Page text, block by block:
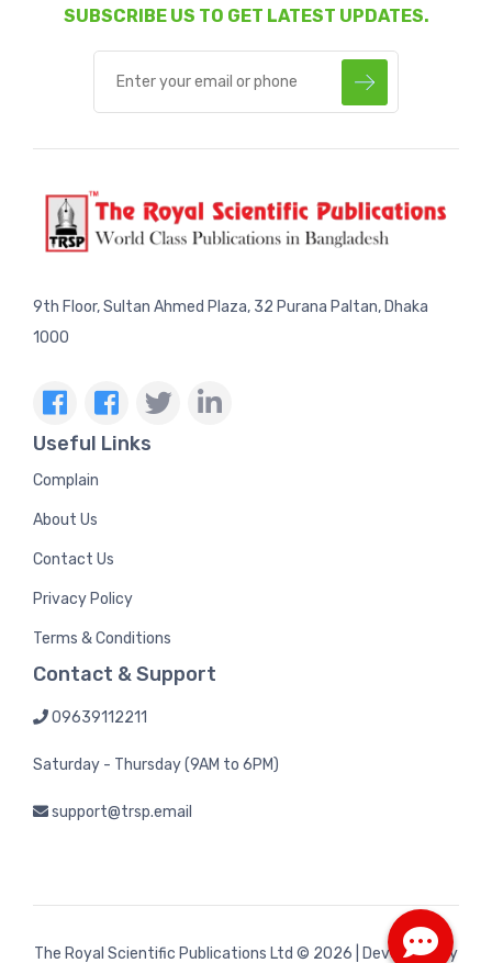
SUBSCRIBE US TO GET LATEST UPDATES.
9th Floor, Sultan Ahmed Plaza, 32 Purana Paltan, Dhaka
1000
Useful Links
Complain
About Us
Contact Us
Privacy Policy
Terms & Conditions
Contact & Support
09639112211
Saturday - Thursday (9AM to 6PM)
support@trsp.email
The Royal Scientific Publications Ltd © 2026 | Developed by